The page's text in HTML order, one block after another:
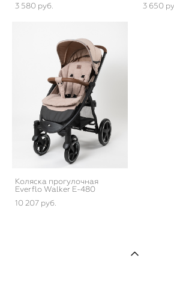
3 580 pуб.
3 650
Коляска прогулочная
Everflo Walker E-480
10 207 pуб.